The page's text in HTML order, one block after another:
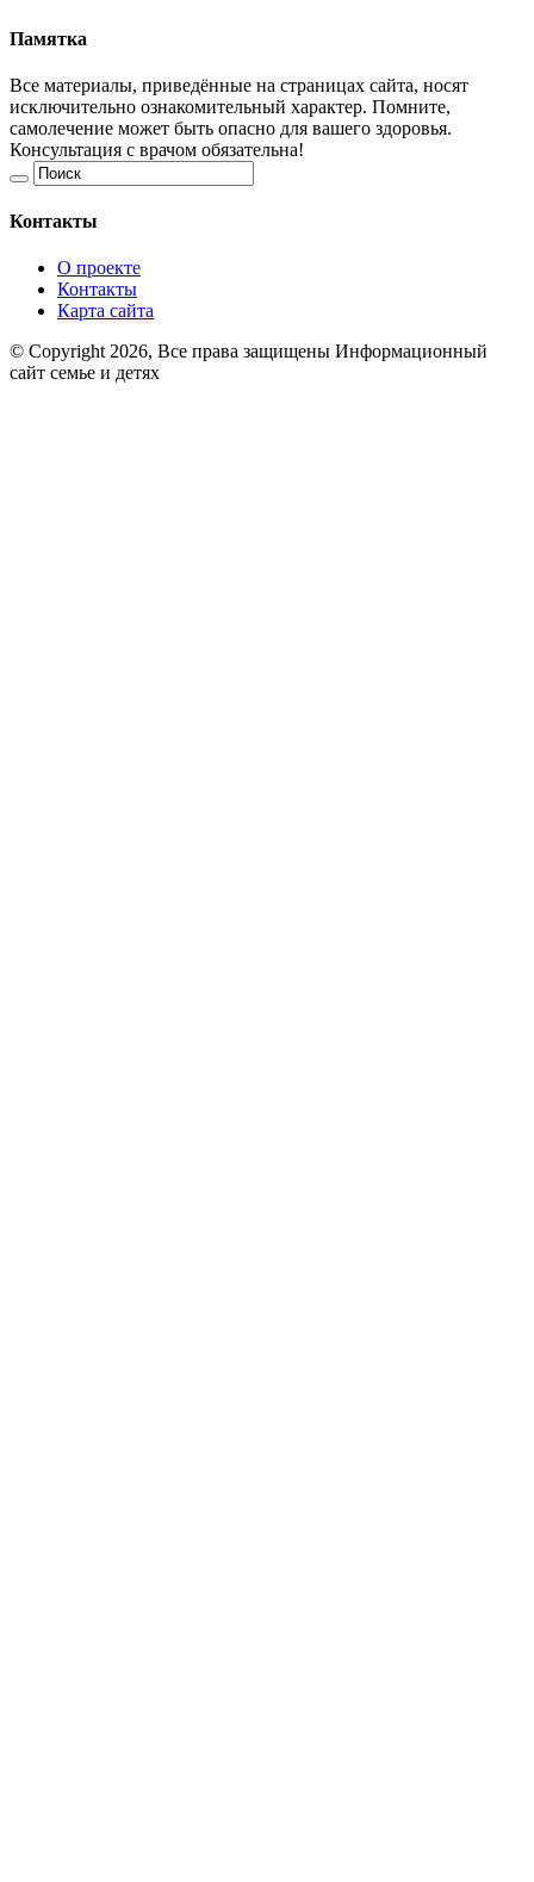
Памятка
Все материалы, приведённые на страницах сайта, носят
исключительно ознакомительный характер. Помните,
самолечение может быть опасно для вашего здоровья.
Консультация с врачом обязательна!
Контакты
О проекте
Контакты
Карта сайта
© Copyright 2026, Все права защищены Информационный
сайт семье и детях